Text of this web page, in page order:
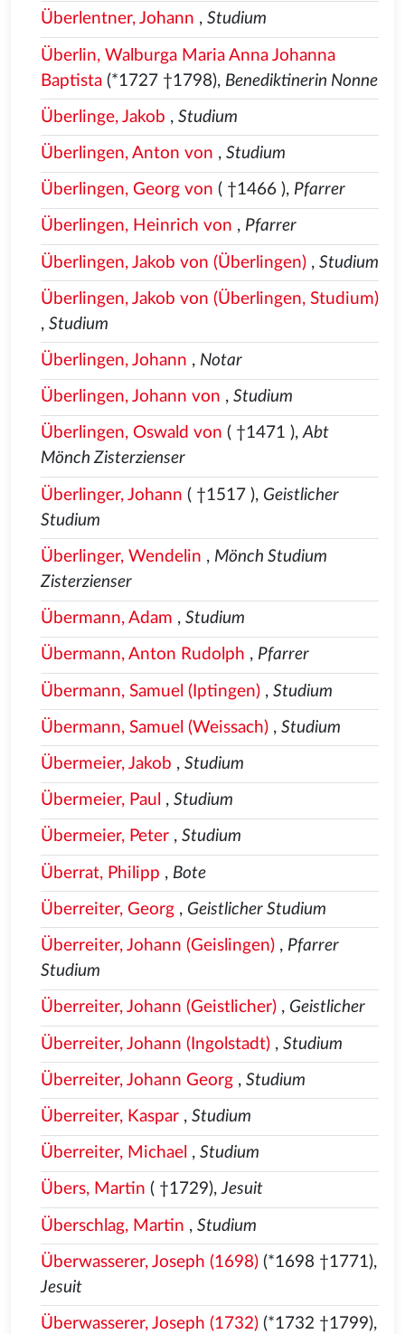
Überlentner, Johann , Studium
Überlin, Walburga Maria Anna Johanna
Baptista(*1727 †1798), Benediktinerin Nonne
Überlinge, Jakob , Studium
Überlingen, Anton von , Studium
Überlingen, Georg von ( †1466 ), Pfarrer
Überlingen, Heinrich von , Pfarrer
Überlingen, Jakob von (Überlingen), Studium
Überlingen, Jakob von (Überlingen, Studium)
, Studium
Überlingen, Johann , Notar
Überlingen, Johann von , Studium
Überlingen, Oswald von ( †1471 ),Abt
Mönch Zisterzienser
Überlinger, Johann ( †1517 ), Geistlicher
Studium
Überlinger, Wendelin , Mönch Studium
Zisterzienser
Übermann, Adam , Studium
Übermann, Anton Rudolph , Pfarrer
Übermann, Samuel (Iptingen), Studium
Übermann, Samuel (Weissach), Studium
Übermeier, Jakob , Studium
Übermeier, Paul , Studium
Übermeier, Peter, Studium
Überrat, Philipp , Bote
Überreiter, Georg, Geistlicher Studium
Überreiter, Johann (Geislingen), Pfarrer
Studium
Überreiter, Johann (Geistlicher), Geistlicher
Überreiter, Johann (Ingolstadt), Studium
Überreiter, Johann Georg, Studium
Überreiter, Kaspar, Studium
Überreiter, Michael , Studium
Übers, Martin ( †1729),Jesuit
Überschlag, Martin , Studium
Überwasserer, Joseph (1698)(*1698 †1771),
Jesuit
Überwasserer, Joseph (1732)(*1732 †1799),